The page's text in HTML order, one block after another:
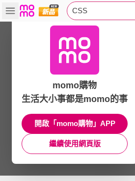
CSS
momo購物
生活大小事都是momo的事
開啟「momo購物」APP
繼續使用網頁版